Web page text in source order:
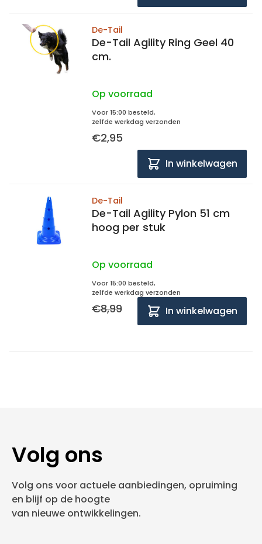
De-Tail
De-Tail Agility Ring Geel 40
cm.
Op voorraad
Voor 15:00 besteld,
zelfde werkdag verzonden
€2,95
In winkelwagen
De-Tail
De-Tail Agility Pylon 51 cm
hoog per stuk
Op voorraad
Voor 15:00 besteld,
zelfde werkdag verzonden
€8,99 In winkelwagen
Volg ons
Volg ons voor actuele aanbiedingen, opruiming
en blijf op de hoogte
van nieuwe ontwikkelingen.